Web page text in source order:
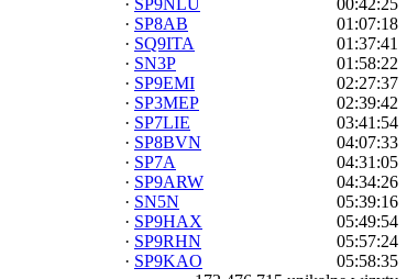
· SP9NLU
00:42:25
· SP8AB
01:07:18
· SQ9ITA
01:37:41
· SN3P
01:58:22
· SP9EMI
02:27:37
· SP3MEP
02:39:42
· SP7LIE
03:41:54
· SP8BVN
04:07:33
· SP7A
04:31:05
· SP9ARW
04:34:26
· SN5N
05:39:16
· SP9HAX
05:49:54
· SP9RHN
05:57:24
· SP9KAO
05:58:35